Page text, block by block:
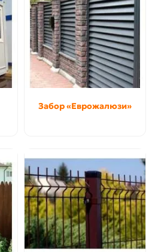
Забор «Еврожалюзи»